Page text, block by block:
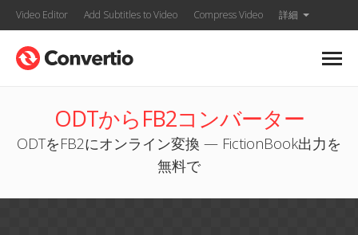
Video Editor Add Subtitles to Video Compress Video 詳細
ODTからFB2コンバーター
ODTをFB2にオンライン変換 — FictionBook出力を
無料で